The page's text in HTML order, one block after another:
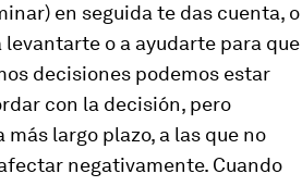
en seguida te das cuenta, o
o a ayudarte para que
decisiones podemos estar
con la decisión, pero
largo plazo, a las que no
negativamente. Cuando